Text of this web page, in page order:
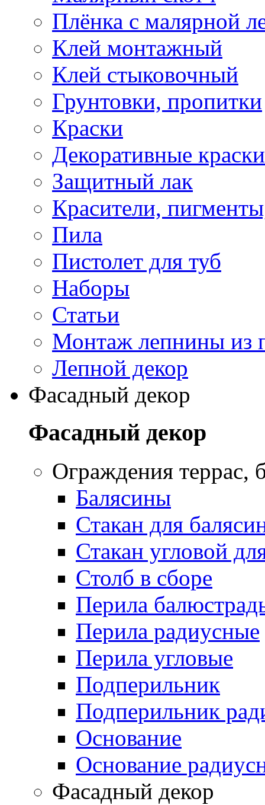
Плёнка с малярной
Клей монтажный
Клей стыковочный
Грунтовки, пропитки
Краски
Декоративные краски
Защитный лак
Красители,
Пила
Пистолет для туб
Наборы
Статьи
Монтаж лепнины из
Лепной декор
Фасадный декор
Фасадный декор
Oграждения террас,
Балясины
Стакан для
Стакан угловой
Столб в сборе
Перила
Перила радиусные
Перила угловые
Подперильник
Подперильник
Основание
Основание
Фасадный декор